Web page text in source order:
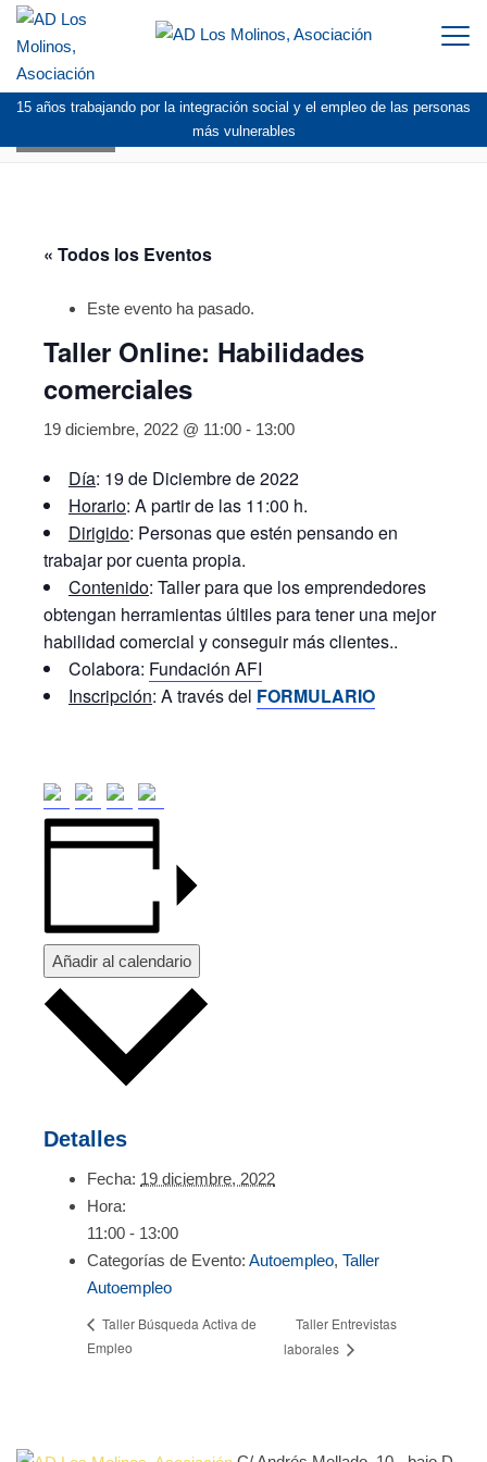
15 años trabajando por la integración social y el empleo de las personas
más vulnerables
« Todos los Eventos
Este evento ha pasado.
Taller Online: Habilidades
comerciales
19 diciembre, 2022 @ 11:00 - 13:00
Día: 19 de Diciembre de 2022
Horario: A partir de las 11:00 h.
Dirigido: Personas que estén pensando en
trabajar por cuenta propia.
Contenido: Taller para que los emprendedores
obtengan herramientas últiles para tener una mejor
habilidad comercial y conseguir más clientes..
Colabora: Fundación AFI
Inscripción: A través del FORMULARIO
Añadir al calendario
Detalles
Fecha: 19 diciembre, 2022
Hora:
11:00 - 13:00
Categorías de Evento: Autoempleo, Taller
Autoempleo
Taller Búsqueda Activa de
Empleo
Taller Entrevistas
laborales